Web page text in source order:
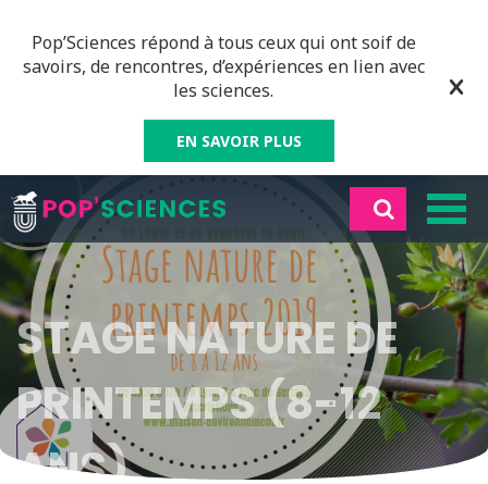
Pop’Sciences répond à tous ceux qui ont soif de
savoirs, de rencontres, d’expériences en lien avec
les sciences.
EN SAVOIR PLUS
STAGE NATURE DE
PRINTEMPS (8-12
ANS)